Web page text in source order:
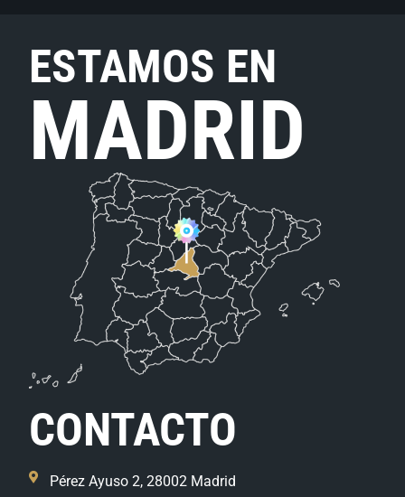
ESTAMOS EN
MADRID
CONTACTO
Pérez Ayuso 2, 28002 Madrid